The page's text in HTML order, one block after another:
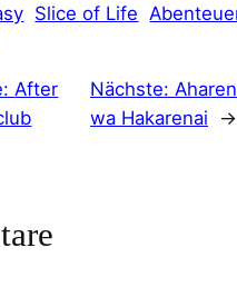
Slice of Life
After
Nächste:
wa Hakarenai
→